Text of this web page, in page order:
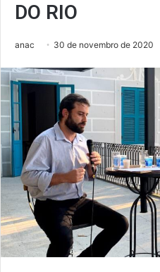
DO RIO
anac 30 de novembro de 2020